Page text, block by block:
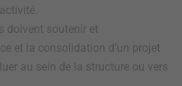
doivent soutenir et
et la consolidation d’un projet
au sein de la structure ou vers